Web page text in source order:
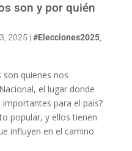
son y por quién
2025 | #Elecciones2025,
son quienes nos
el lugar donde
para el país?
popular, y ellos tienen
influyen en el camino